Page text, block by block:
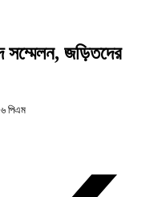
সম্মেলন, জড়িতদের
পিএম